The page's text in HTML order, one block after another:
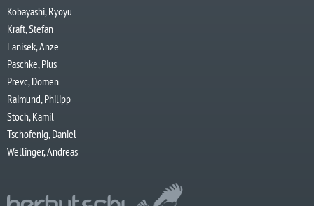
Kobayashi, Ryoyu
Kraft, Stefan
Lanisek, Anze
Paschke, Pius
Prevc, Domen
Raimund, Philipp
Stoch, Kamil
Tschofenig, Daniel
Wellinger, Andreas